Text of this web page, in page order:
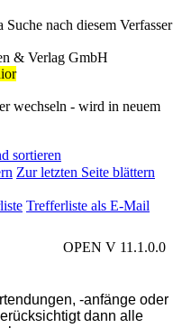
Suche nach diesem Verfasser
& Verlag GmbH
wechseln - wird in neuem
sortieren
Zur letzten Seite blättern
Trefferliste als E-Mail
OPEN V 11.1.0.0
-anfänge oder
dann alle